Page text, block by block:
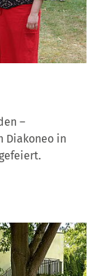
–
Diakoneo in